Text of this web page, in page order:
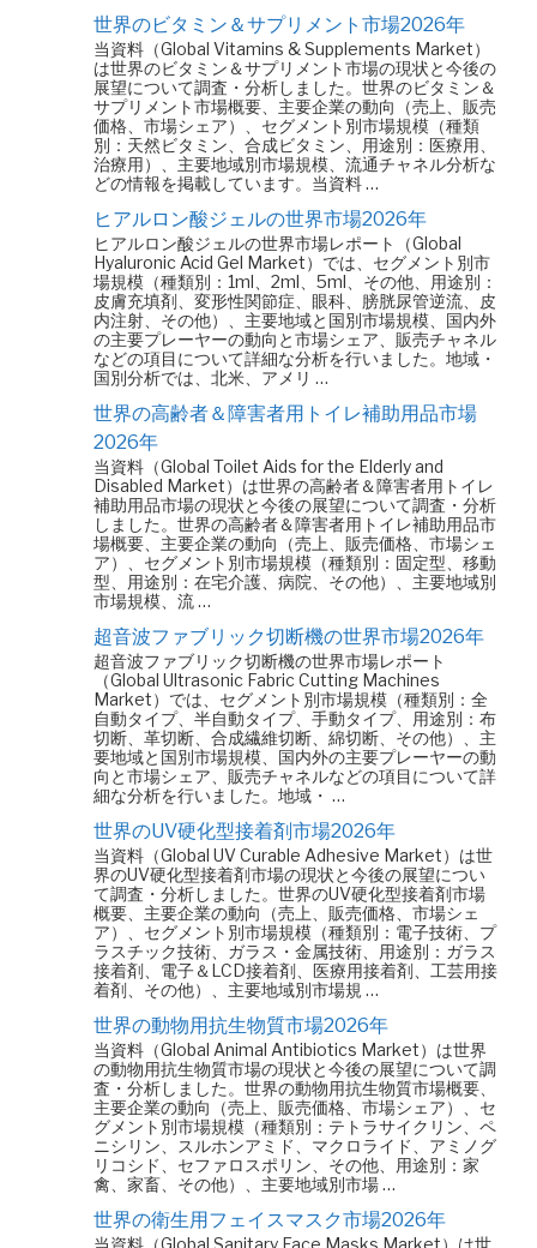
世界のビタミン＆サプリメント市場2026年
当資料（Global Vitamins & Supplements Market）
は世界のビタミン＆サプリメント市場の現状と今後の
展望について調査・分析しました。世界のビタミン＆
サプリメント市場概要、主要企業の動向（売上、販売
価格、市場シェア）、セグメント別市場規模（種類
別：天然ビタミン、合成ビタミン、用途別：医療用、
治療用）、主要地域別市場規模、流通チャネル分析な
どの情報を掲載しています。当資料 …
ヒアルロン酸ジェルの世界市場2026年
ヒアルロン酸ジェルの世界市場レポート（Global
Hyaluronic Acid Gel Market）では、セグメント別市
場規模（種類別：1ml、2ml、5ml、その他、用途別：
皮膚充填剤、変形性関節症、眼科、膀胱尿管逆流、皮
内注射、その他）、主要地域と国別市場規模、国内外
の主要プレーヤーの動向と市場シェア、販売チャネル
などの項目について詳細な分析を行いました。地域・
国別分析では、北米、アメリ …
世界の高齢者＆障害者用トイレ補助用品市場
2026年
当資料（Global Toilet Aids for the Elderly and
Disabled Market）は世界の高齢者＆障害者用トイレ
補助用品市場の現状と今後の展望について調査・分析
しました。世界の高齢者＆障害者用トイレ補助用品市
場概要、主要企業の動向（売上、販売価格、市場シェ
ア）、セグメント別市場規模（種類別：固定型、移動
型、用途別：在宅介護、病院、その他）、主要地域別
市場規模、流 …
超音波ファブリック切断機の世界市場2026年
超音波ファブリック切断機の世界市場レポート
（Global Ultrasonic Fabric Cutting Machines
Market）では、セグメント別市場規模（種類別：全
自動タイプ、半自動タイプ、手動タイプ、用途別：布
切断、革切断、合成繊維切断、綿切断、その他）、主
要地域と国別市場規模、国内外の主要プレーヤーの動
向と市場シェア、販売チャネルなどの項目について詳
細な分析を行いました。地域・ …
世界のUV硬化型接着剤市場2026年
当資料（Global UV Curable Adhesive Market）は世
界のUV硬化型接着剤市場の現状と今後の展望につい
て調査・分析しました。世界のUV硬化型接着剤市場
概要、主要企業の動向（売上、販売価格、市場シェ
ア）、セグメント別市場規模（種類別：電子技術、プ
ラスチック技術、ガラス・金属技術、用途別：ガラス
接着剤、電子＆LCD接着剤、医療用接着剤、工芸用接
着剤、その他）、主要地域別市場規 …
世界の動物用抗生物質市場2026年
当資料（Global Animal Antibiotics Market）は世界
の動物用抗生物質市場の現状と今後の展望について調
査・分析しました。世界の動物用抗生物質市場概要、
主要企業の動向（売上、販売価格、市場シェア）、セ
グメント別市場規模（種類別：テトラサイクリン、ペ
ニシリン、スルホンアミド、マクロライド、アミノグ
リコシド、セファロスポリン、その他、用途別：家
禽、家畜、その他）、主要地域別市場 …
世界の衛生用フェイスマスク市場2026年
当資料（Global Sanitary Face Masks Market）は世